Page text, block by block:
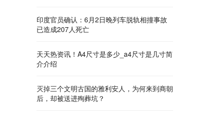
印度官员确认：6月2日晚列车脱轨相撞事故
已造成207人死亡
天天热资讯！A4尺寸是多少_a4尺寸是几寸简
介介绍
灭掉三个文明古国的雅利安人，为何来到商朝
后，却被送进殉葬坑？